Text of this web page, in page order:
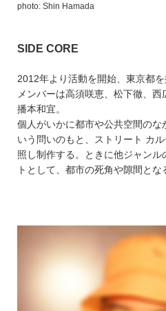
photo: Shin Hamada
SIDE CORE
2012年より活動を開始、東京都を
メンバーは高須咲恵、松下徹、
播本和宜。
個人がいかに都市や公共空間のな
いう問いのもと、ストリート カ
照し制作する。ときに他ジャン
トとして、都市の死角や隙間とな